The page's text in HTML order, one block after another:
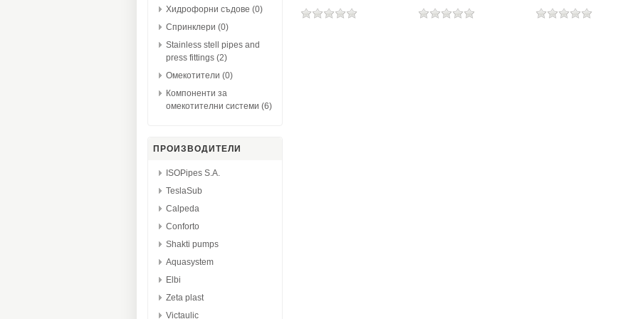
Хидрофорни съдове (0)
Спринклери (0)
Stainless stell pipes and
press fittings (2)
Омекотители (0)
Компоненти за
омекотителни системи (6)
ПРОИЗВОДИТЕЛИ
ISOPipes S.A.
TeslaSub
Calpeda
Conforto
Shakti pumps
Aquasystem
Elbi
Zeta plast
Victaulic